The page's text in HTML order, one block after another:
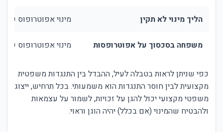
הליך מינוי לא תקין מינוי אפוטרופוס על
משפחה בסכסוך על אפוטרופסות מינוי אפוטרופוס
כפי שניתן לראות בטבלה לעיל, ההבדל בין התנגדות משפטית
מקצועית לבין חוסר התנגדות הוא משמעותי. בכל תרחיש, ייצוג
משפטי מקצועי יכול להגן על זכויות, לשמור על עצמאות
ולהבטיח שהמינוי (אם בכלל) יהיה הוגן וראוי.